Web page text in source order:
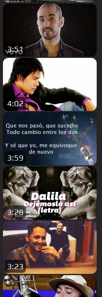
3:51
4:02
3:59
3:28
3:23